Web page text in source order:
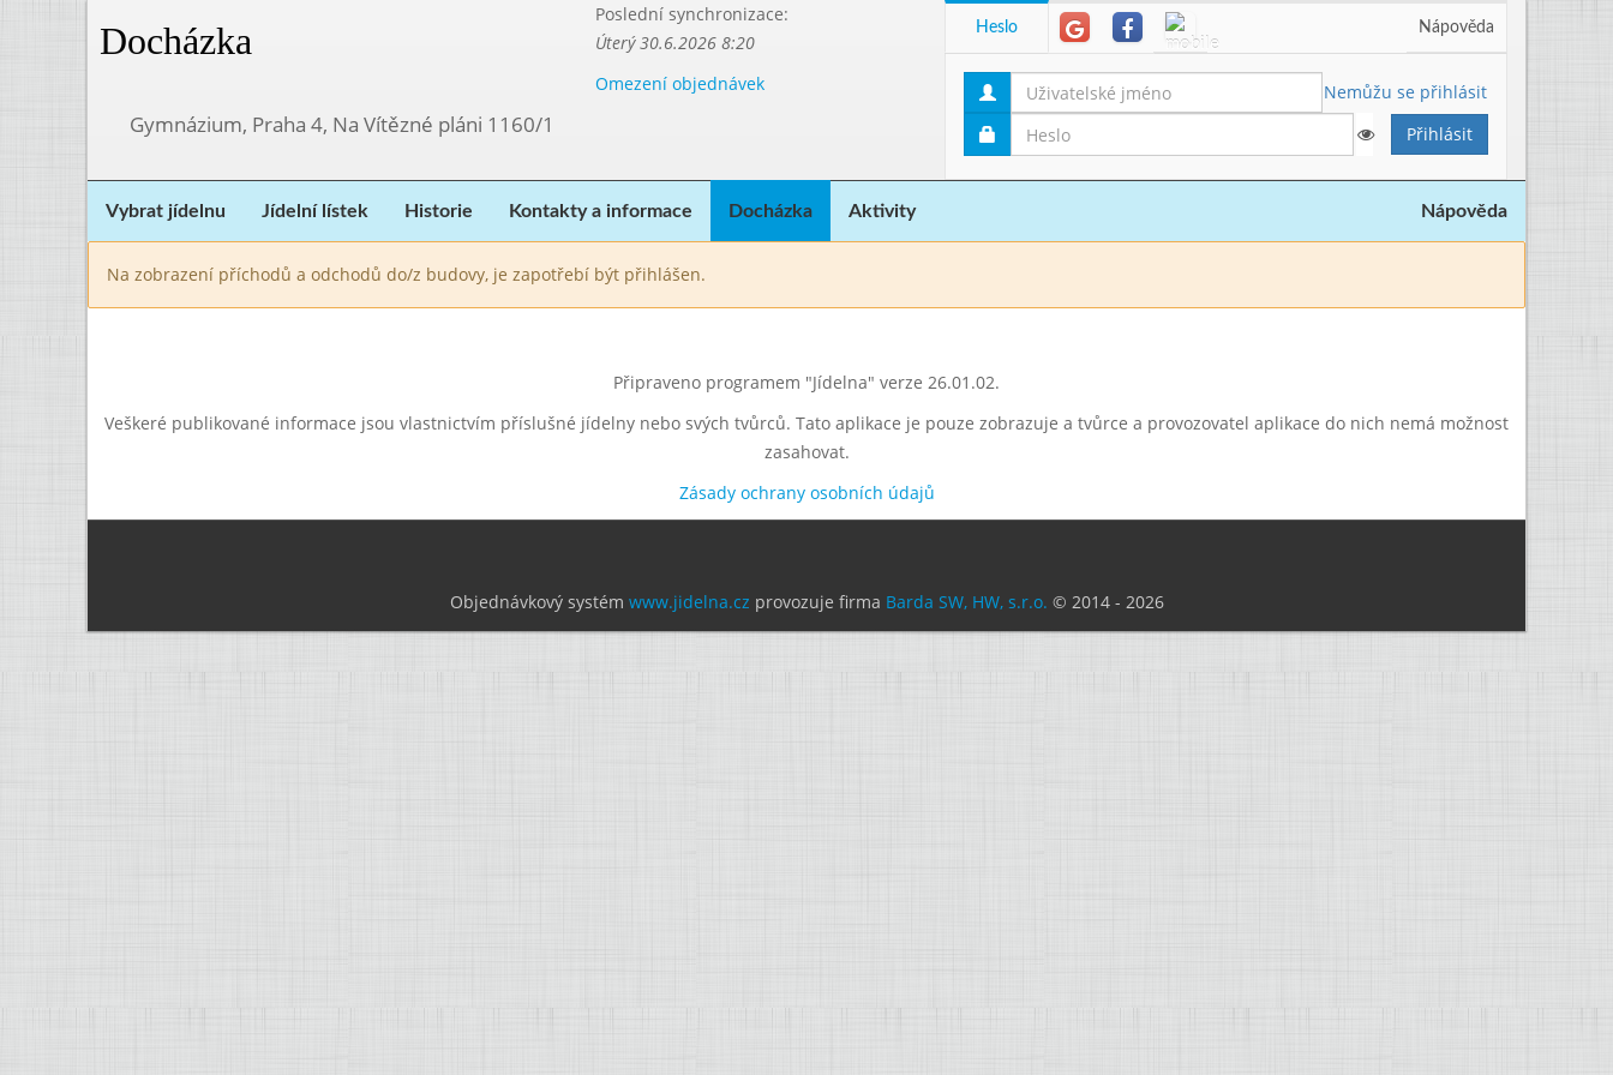
Docházka
Poslední synchronizace:
Úterý 30.6.2026 8:20
Omezení objednávek
Gymnázium, Praha 4, Na Vítězné pláni 1160/1
Heslo Nápověda
Nemůžu se přihlásit
Vybrat jídelnu Jídelní lístek Historie Kontakty a informace Docházka Aktivity Nápověda
Na zobrazení příchodů a odchodů do/z budovy, je zapotřebí být přihlášen.
Připraveno programem "Jídelna" verze 26.01.02.
Veškeré publikované informace jsou vlastnictvím příslušné jídelny nebo svých tvůrců. Tato aplikace je pouze zobrazuje a tvůrce a provozovatel aplikace do nich nemá možnost
zasahovat.
Zásady ochrany osobních údajů
Objednávkový systém www.jidelna.cz provozuje firma Barda SW, HW, s.r.o. © 2014 - 2026